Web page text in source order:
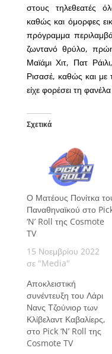
στους τηλεθεατές
καθώς και όμορφες
πρόγραμμα
ζωντανό θρύλο,
Μαϊάμι Χιτ, Πατ
Ρισασέ, καθώς και με
είχε φορέσει τη
Σχετικά
Ο Ματέους Πονίτκα
Παναθηναϊκού στο
‘N’ Roll της Cosmote
TV
15 Νοεμβρίου 2022
σε "Media"
Αποκλειστική
συνέντευξη του Λάρι
Νανς Τζούνιορ των
Κλίβελαντ Καβαλίερς,
στο Pick ‘N’ Roll της
Cosmote TV